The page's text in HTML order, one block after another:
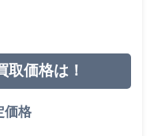
取価格は！
価格